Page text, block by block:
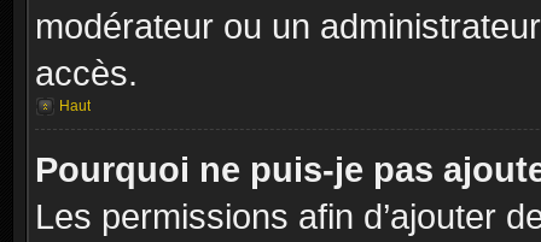
modérateur ou un
accès.
Haut
Pourquoi ne puis-je pas
Les permissions afin d’ajouter